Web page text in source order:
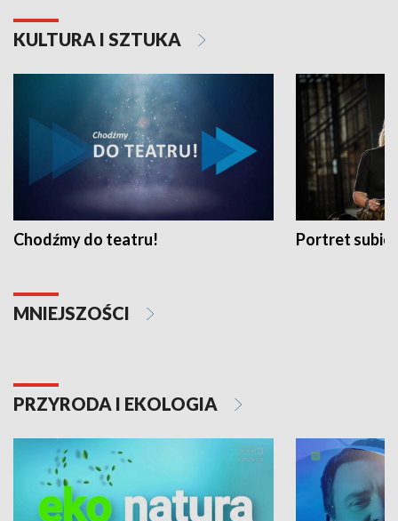
KULTURA I SZTUKA
Chodźmy do teatru! Portret
MNIEJSZOŚCI
PRZYRODA I EKOLOGIA